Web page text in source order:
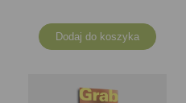
Dodaj do koszyka